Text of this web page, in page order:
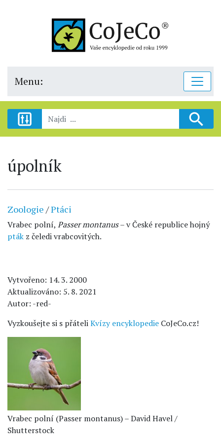
Menu:
úpolník
Zoologie /Ptáci
Vrabec polní, Passer montanus– v České republice hojný
pták z čeledi vrabcovitých.
Vytvořeno: 14. 3. 2000
Aktualizováno: 5. 8. 2021
Autor: -red-
Vyzkoušejte si s přáteliKvízy encyklopedie CoJeCo.cz!
Vrabec polní (Passer montanus) – David Havel /
Shutterstock